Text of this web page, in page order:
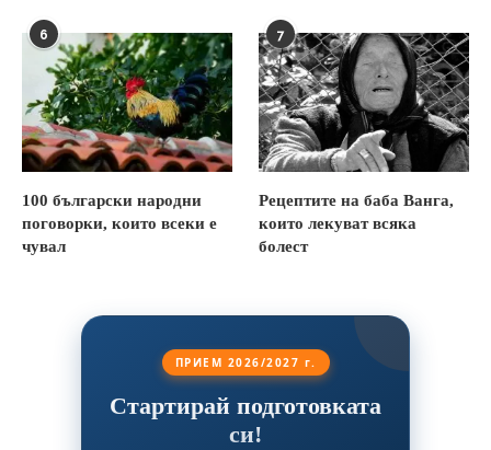
6
100 български народни
поговорки, които всеки е
чувал
7
Рецептите на баба Ванга,
които лекуват всяка
болест
ПРИЕМ 2026/2027 г.
Стартирай подготовката
си!